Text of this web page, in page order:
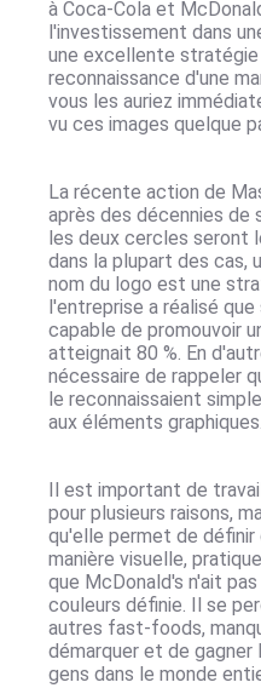
à Coca-Cola et
l'investissement dans
une excellente
reconnaissance d'une
vous les auriez
vu ces images quelque
La récente action de
après des décennies de
les deux cercles seront
dans la plupart des cas,
nom du logo est une
l'entreprise a réalisé
capable de promouvoir
atteignait 80 %. En
nécessaire de rappeler
le reconnaissaient
aux éléments graphiques.
Il est important de
pour plusieurs raisons,
qu'elle permet de
manière visuelle,
que McDonald's n'ait
couleurs définie. Il se
autres fast-foods,
démarquer et de
gens dans le monde